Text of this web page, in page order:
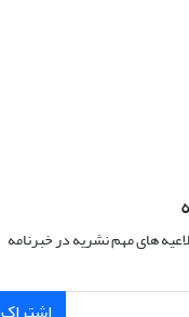
های مهم نشریه در خبرنامه